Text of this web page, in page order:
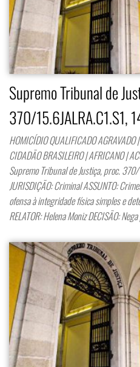
Supremo Tribunal de
370/15.6JALRA.C1.S1,
HOMICÍDIO QUALIFICADO
CIDADÃO BRASILEIRO | AFRICANO |
Supremo Tribunal de Justiça, proc.
JURISDIÇÃO: Criminal ASSUNTO:
ofensa à integridade física simples e
RELATOR: Helena Moniz DECISÃO: